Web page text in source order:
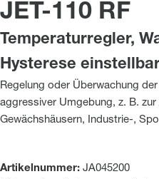
JET-110 RF
Temperaturregler,
Hysterese
Regelung oder Überwachung
aggressiver Umgebung, z. B.
Gewächshäusern, Industrie-,
Artikelnummer: JA045200